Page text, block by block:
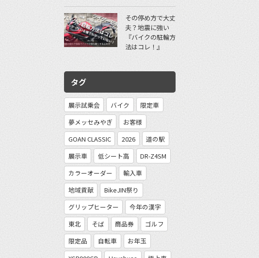
その停め方で大丈
夫？地震に強い
『バイクの駐輪方
法はコレ！』
タグ
展示試乗会 バイク
限定車
夢メッセみやぎ
お客様
GOAN CLASSIC
2026
道の駅
展示車
低シート高
DR-Z4SM
カラーオーダー
輸入車
地域貢献
BikeJIN祭り
グリップヒーター
今年の漢字
東北
そば 商品券
ゴルフ
限定品
自転車
お年玉